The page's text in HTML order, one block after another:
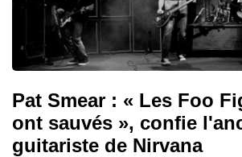
Pat Smear : « Les Foo
ont sauvés », confie
guitariste de Nirvana